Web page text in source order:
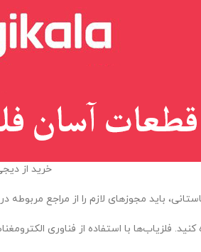
خرید از
باید مجوز‌های لازم را از مراجع مربوطه
فلزیاب‌ها با استفاده از فناوری